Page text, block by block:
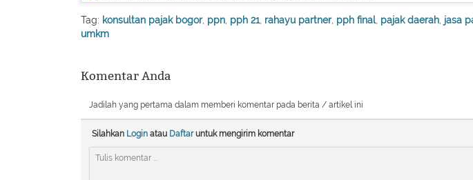
Tag: konsultan pajak bogor, ppn pph 21, rahayu partner, pph final, pajak daerah jasa
umkm
Komentar Anda
Jadilah yang pertama dalam memberi komentar pada berita / artikel ini
Silahkan Loginatau Daftaruntuk mengirim komentar